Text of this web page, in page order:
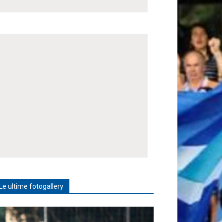
ultime fotogallery